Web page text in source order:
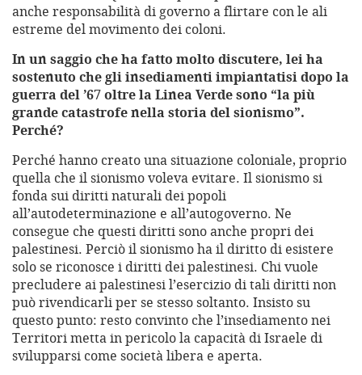
anche responsabilità di governo a flirtare con le ali
estreme del movimento dei coloni.
In un saggio che ha fatto molto discutere, lei ha
sostenuto che gli insediamenti impiantatisi dopo la
guerra del ’67 oltre la Linea Verde sono “la più
grande catastrofe nella storia del sionismo”.
Perché?
Perché hanno creato una situazione coloniale, proprio
quella che il sionismo voleva evitare. Il sionismo si
fonda sui diritti naturali dei popoli
all’autodeterminazione e all’autogoverno. Ne
consegue che questi diritti sono anche propri dei
palestinesi. Perciò il sionismo ha il diritto di esistere
solo se riconosce i diritti dei palestinesi. Chi vuole
precludere ai palestinesi l’esercizio di tali diritti non
può rivendicarli per se stesso soltanto. Insisto su
questo punto: resto convinto che l’insediamento nei
Territori metta in pericolo la capacità di Israele di
svilupparsi come società libera e aperta.